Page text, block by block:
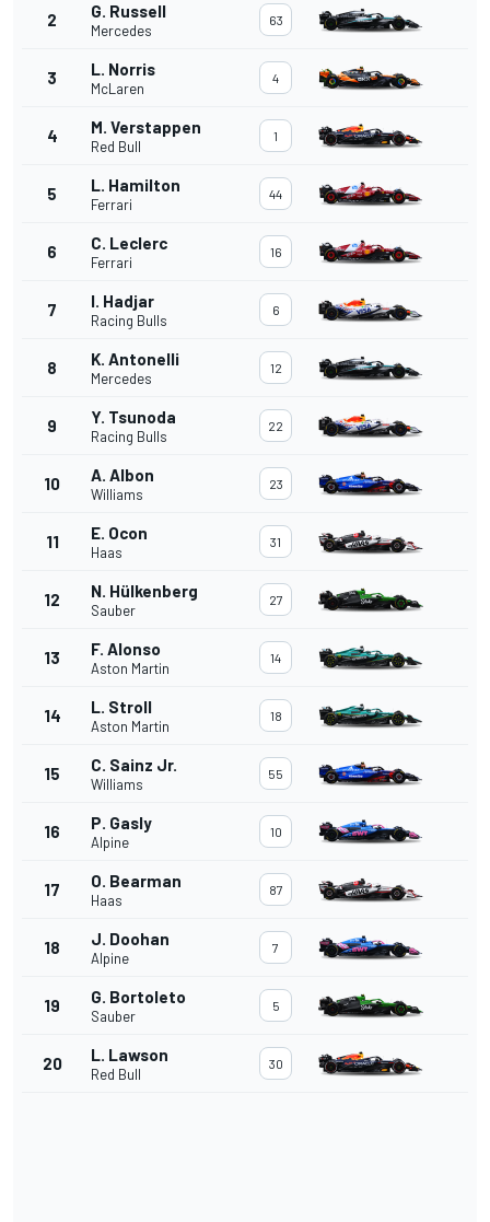
2 G. Russell
Mercedes
63
3 L. Norris
McLaren
4
4 M. Verstappen
Red Bull
1
5 L. Hamilton
Ferrari
44
6 C. Leclerc
Ferrari
16
7 I. Hadjar
Racing Bulls
6
8 K. Antonelli
Mercedes
12
9 Y. Tsunoda
Racing Bulls
22
10 A. Albon
Williams
23
11 E. Ocon
Haas
31
12 N. Hülkenberg
Sauber
27
13 F. Alonso
Aston Martin
14
14 L. Stroll
Aston Martin
18
15 C. Sainz Jr.
Williams
55
16 P. Gasly
Alpine
10
17 O. Bearman
Haas
87
18 J. Doohan
Alpine
7
19 G. Bortoleto
Sauber
5
20 L. Lawson
Red Bull
30